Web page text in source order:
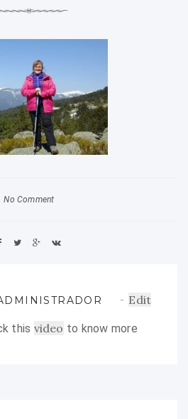
No Comment
Edit
this video to know more